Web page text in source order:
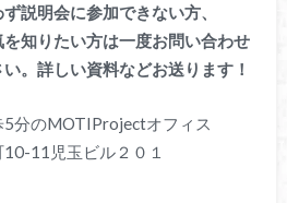
説明会に参加できない方、
知りたい方は一度お問い合わせ
。詳しい資料などお送ります！
分のMOTIProjectオフィス
11児玉ビル２０１